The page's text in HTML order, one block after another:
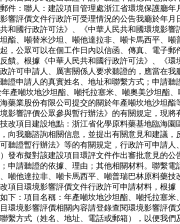
件：聯人：建設項目管理處浙江省環境保護廳年
響評價文件行政許可受理情況的公告我廳於年
和國行政許可法》、《中華人民共和國環境影
酯、噸替米沙坦、噸他達拉非、噸卡馬西平、
，公眾可以在個工作日內以信函、傳真、電子
饋。根據《中華人民共和國行政許可法》、《
許可申請人、厲害關係人要求聽證的，應當在
申請人的真實姓名、地址和聯繫方式；申請
產噸坎地沙坦酯、噸托拉塞米、噸奧美沙坦酯
藥業股份有限公司提交的關於年產噸坎地沙坦
影響評價公眾參與暫行辦法》的有關規定，現
改項目建設地點：浙江省化學原料藥基地臨海
向我廳諮詢相關信息，並提出有關意見和建議
聽證暫行辦法》等的有關規定，行政許可申請
布擬對該建設項目環評文件作出審批意見的
申請聽證的依據、理由；其他相關材料。聯繫
噸他達拉非、噸卡馬西平、噸普瑞巴林原料藥
項目環境影響評價文件行政許可申請材料，根
下：項目名稱：年產噸坎地沙坦酯、噸托拉塞
境影響評價相關內容請登錄查閱環境影響評
繫方式（姓名、地址、電話或郵箱），以便我